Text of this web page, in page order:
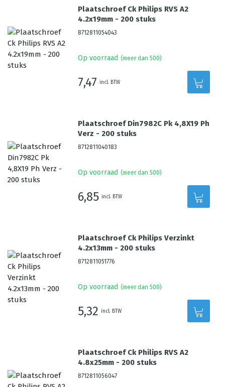
Plaatschroef Ck Philips RVS A2
4.2x19mm - 200 stuks
8712811054043
Op voorraad (meer dan 500)
7,47 incl. BTW
Plaatschroef Din7982C Pk 4,8X19 Ph
Verz - 200 stuks
8712811040183
Op voorraad (meer dan 500)
6,85 incl. BTW
Plaatschroef Ck Philips Verzinkt
4.2x13mm - 200 stuks
8712811051776
Op voorraad (meer dan 500)
5,32 incl. BTW
Plaatschroef Ck Philips RVS A2
4.8x25mm - 200 stuks
8712811056047